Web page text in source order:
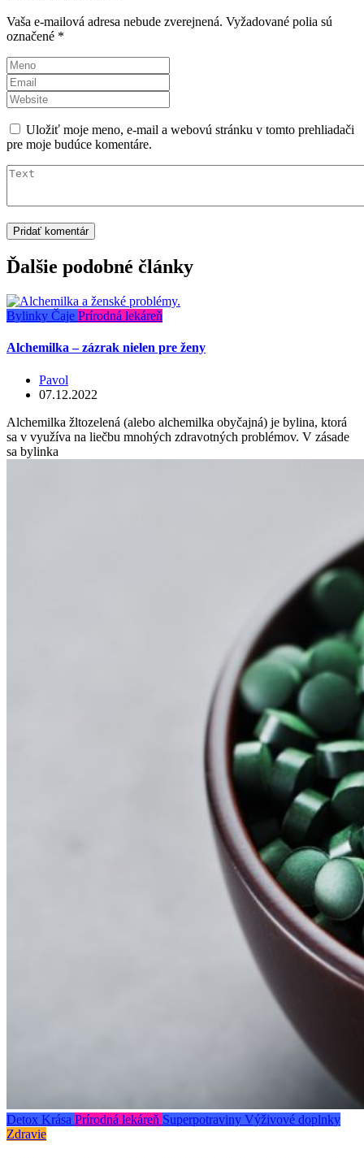
Vaša e-mailová adresa nebude zverejnená. Vyžadované polia sú
označené *
Uložiť moje meno, e-mail a webovú stránku v tomto prehliadači
pre moje budúce komentáre.
Ďalšie podobné články
Bylinky Čaje Prírodná lekáreň
Alchemilka – zázrak nielen pre ženy
Pavol
07.12.2022
Alchemilka žltozelená (alebo alchemilka obyčajná) je bylina, ktorá
sa v využíva na liečbu mnohých zdravotných problémov. V zásade
sa bylinka
Detox Krása Prírodná lekáreň Superpotraviny Výživové doplnky
Zdravie